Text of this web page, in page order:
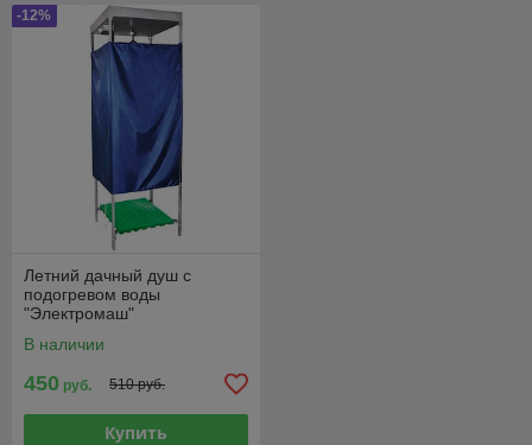
-12%
Летний дачный душ с
подогревом воды
"Электромаш"
В наличии
450 руб. 510 руб.
Купить